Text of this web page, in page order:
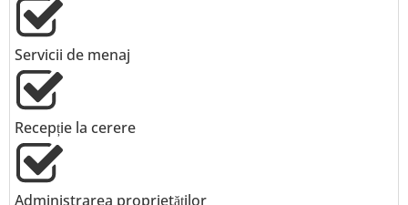
Servicii de menaj
Recepție la cerere
Administrarea proprietăților